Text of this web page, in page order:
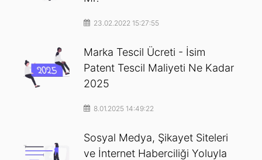
23.02.2022 15:27:55
Marka Tescil Ücreti - İsim
Patent Tescil Maliyeti Ne Kadar
2025
8.01.2025 14:49:22
Sosyal Medya, Şikayet Siteleri
ve İnternet Haberciliği Yoluyla